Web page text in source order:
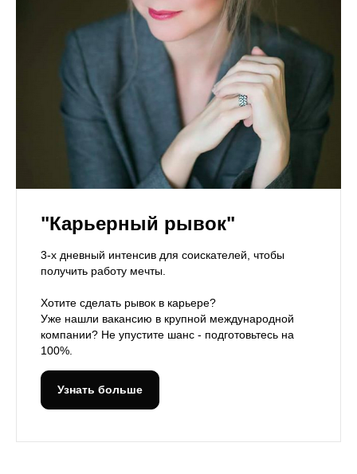
"Карьерный рывок"
3-х дневный интенсив для соискателей, чтобы
получить работу мечты.
Хотите сделать рывок в карьере?
Уже нашли вакансию в крупной международной
компании? Не упуcтите шанс - подготовьтесь на
100%.
Узнать больше